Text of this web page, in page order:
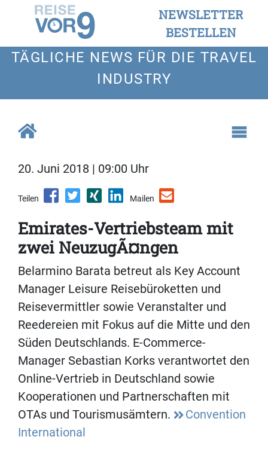
NEWSLETTER
BESTELLEN
TÄGLICHE NEWS FÜR DIE TRAVEL
INDUSTRY
20. Juni 2018 | 09:00 Uhr
Teilen Mailen
Emirates-Vertriebsteam mit
zwei NeuzugÃ¤ngen
Belarmino Barata betreut als Key Account
Manager Leisure Reisebüroketten und
Reisevermittler sowie Veranstalter und
Reedereien mit Fokus auf die Mitte und den
Süden Deutschlands. E-Commerce-
Manager Sebastian Korks verantwortet den
Online-Vertrieb in Deutschland sowie
Kooperationen und Partnerschaften mit
OTAs und Tourismusämtern.
Convention
International